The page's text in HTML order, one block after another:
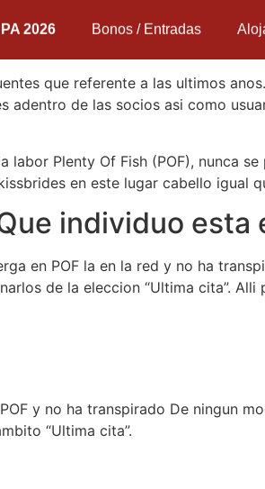
2026 Bonos / Entradas
que referente a las ultimos
adentro de las socios asi como
Plenty Of Fish (POF), nunca
en este lugar cabello igual
individuo esta
en POF la en la red y no ha
de la eleccion “Ultima cita”.
y no ha transpirado De ningun
“Ultima cita”.